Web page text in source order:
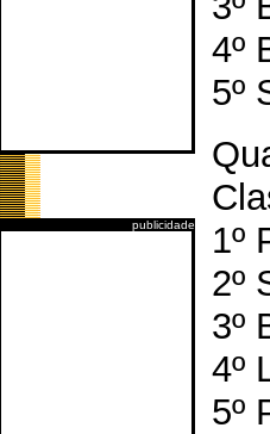
publicidade
4º
5º
1º
2º
3º
4º
5º